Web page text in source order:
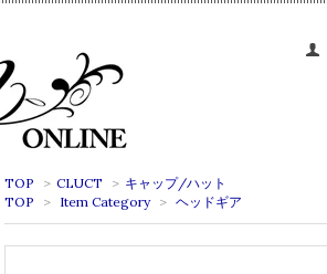
TOP > CLUCT > キャップ/ハット
TOP
> Item Category > ヘッドギア